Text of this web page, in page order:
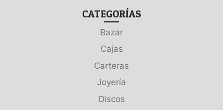
CATEGORÍAS
Bazar
Cajas
Carteras
Joyería
Discos